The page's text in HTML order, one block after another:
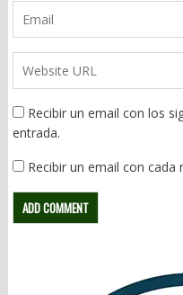
Recibir un email con los
entrada.
Recibir un email con cada